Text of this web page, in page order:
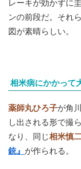
レーキが効かずに
ンの前段だ。それ
図が素晴らしい。
相米病にかかって
薬師丸ひろ子が角
し出される形で撮
なり、同じ相米慎
銃』 が作られる。